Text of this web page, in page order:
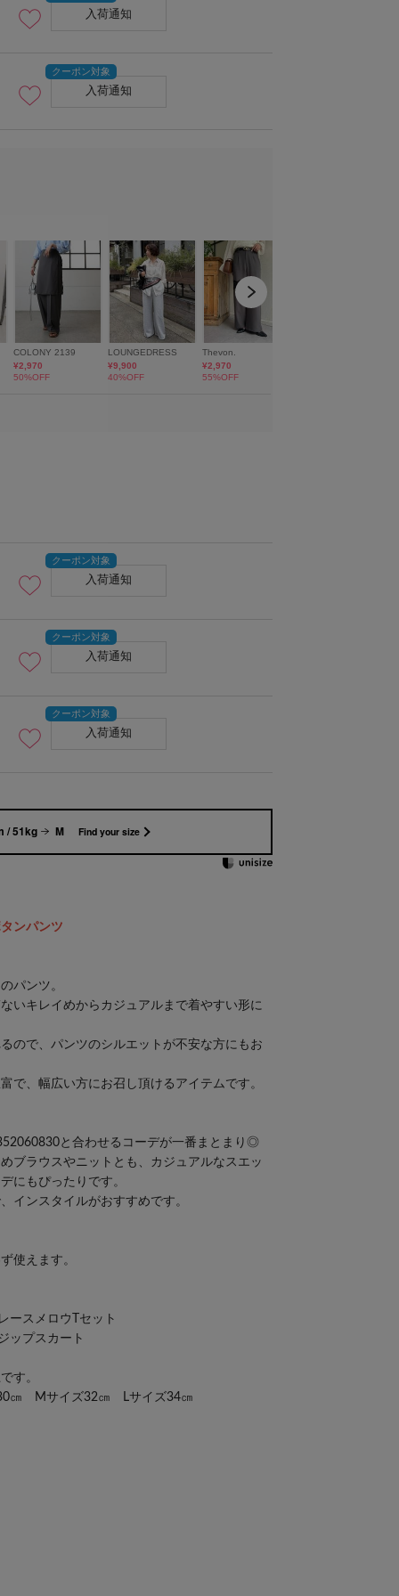
入荷通知
入荷通知
入荷通知
入荷通知
入荷通知
/ 51kg M Find your size
ンパンツ
パンツ。
いキレイめからカジュアルまで着やすい形に
ので、パンツのシルエットが不安な方にもお
で、幅広い方にお召し頂けるアイテムです。
と合わせるコーデが一番まとまり◎
ブラウスやニットとも、カジュアルなスエッ
にもぴったりです。
インスタイルがおすすめです。
使えます。
スメロウTセット
ップスカート
す。
㎝ Mサイズ32㎝ Lサイズ34㎝